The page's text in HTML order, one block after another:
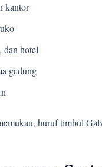
kantor
dan hotel
gedung
huruf timbul